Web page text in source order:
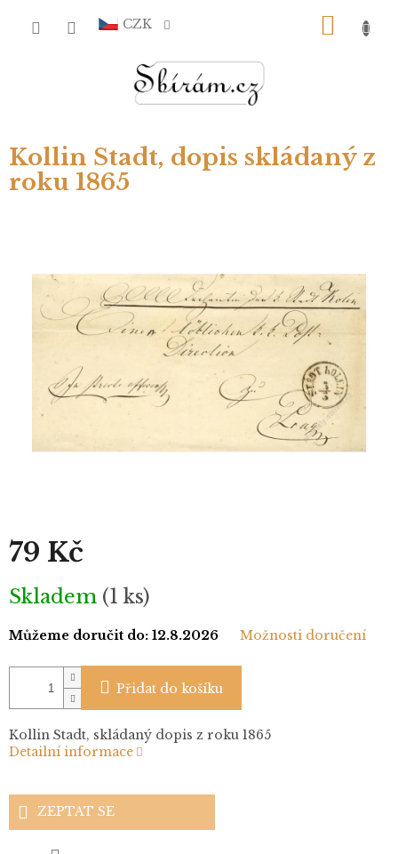
CZK
Kollin Stadt, dopis skládaný z
roku 1865
79 Kč
Měrná
cena:
Skladem (1 ks)
Můžeme doručit do: 12.8.2026 Možnosti doručení
Přidat do košíku
Kollin Stadt, skládaný dopis z roku 1865
Detailní informace
ZEPTAT SE